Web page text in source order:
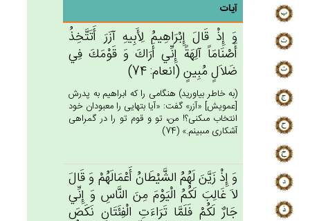
آیات
وَ إِذْ قَال‌َ إِبْرَاهِيم‌ُ لِأَبِيه‌ِ آزَرَ أَتَتَّخِذُ
أَصْنَامَاً آلِهَة‌ً إِنِّي‌ أَرَاك‌َ وَ قَوْمَك‌َ فِي‌
ضَلاَل‌ٍ مُبِين‌ٍ (انعام: 74)
(به خاطر بياوريد) هنگامى را كه ابراهيم به پدرش
[عمويش‏] «آزر» گفت: «آيا بتهايى را معبودان خود
انتخاب مى‏كنى؟! من، تو و قوم تو را در گمراهى
آشكارى مى‏بينم.» (74)
وَ إِذْ زَيَّن‌َ لَهُم‌ُ الشَّيْطَان‌ُ أَعْمَالَهُم‌ْ وَ قَال‌َ
لاَ غَالِب‌َ لَكُم‌ُ الْيَوْم‌َ مِن‌َ النَّاس‌ِ وَ إِنِّي‌
جَارٌ لَكُم‌ْ فَلَمَّا تَرَاءَت‌ِ الْفِئَتَان‌ِ نَكَص‌َ